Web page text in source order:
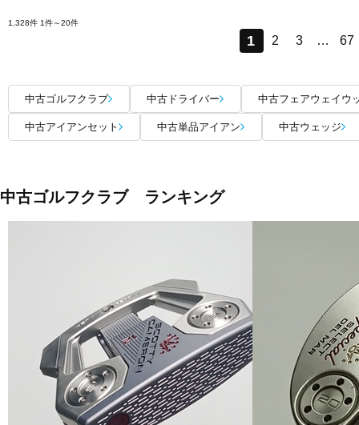
1,328件 1件～20件
1 2 3 … 67
中古ゴルフクラブ 中古ドライバー 中古フェアウェイウ
中古アイアンセット 中古単品アイアン 中古ウェッジ
中古ゴルフクラブ ランキング